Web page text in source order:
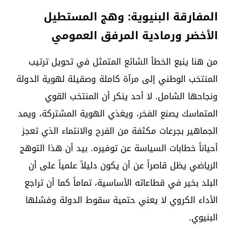
المفارقة البنيوية: وهج المستطيل
الأخضر ورمادية المرفق العمومي
من هنا ينبع الخطأ الشائع المتمثل في تحويل ترتيب
المنتخب الوطني إلى مرآة كاملة وصقيلة لهوية الدولة
ونجاحها الشامل. لا أحد ينكر أن المنتخب القوي
المتماسك يصنع الفخر، ويغذي الهوية المشتركة، ويمد
الجماهير بجرعات مكثفة من الفرح والانتماء الذي تعجز
أحياناً خطابات السياسة عن توفيره. بيد أن هذا التوهج
الرياضي يظل قاصراً عن أن يكون دليلاً علمياً على أن
البلد بخير في قطاعاته الأساسية، تماماً كما أن تراجع
الأداء الكروي لا يعني حتمية سقوط الدولة وفشلها
البنيوي.